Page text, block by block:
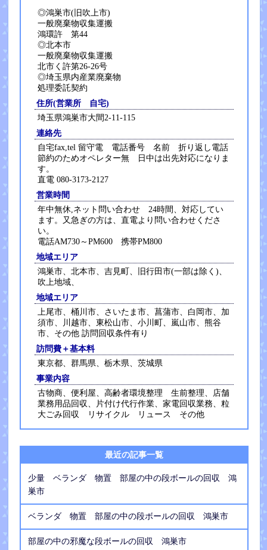
◎鴻巣市(旧吹上市)
一般廃棄物収集運搬
鴻環許 第44
◎北本市
一般廃棄物収集運搬
北市く許第26-26号
◎埼玉県内産業廃棄物
処理委託契約
住所(営業所 自宅)
埼玉県鴻巣市大間2-11-115
連絡先
自宅fax,tel 留守電 電話番号 名前 折り返し電話
節約のためオペレター無 日中は出先対応になりま
す。
直電 080-3173-2127
営業時間
年中無休,ネット問い合わせ 24時間、対応してい
ます。又急ぎの方は、直電より問い合わせくださ
い。
電話AM730～PM600 携帯PM800
地域エリア
鴻巣市、北本市、吉見町、旧行田市(一部は除く)、
吹上地域、
地域エリア
上尾市、桶川市、さいたま市、菖蒲市、白岡市、加
須市、川越市、東松山市、小川町、嵐山市、熊谷
市、その他 訪問回収条件有り
訪問費＋基本料
東京都、群馬県、栃木県、茨城県
事業内容
古物商、便利屋、高齢者環境整理 生前整理、店舗
業務用品回収、片付け代行作業、家電回収業務、粒
大ごみ回収 リサイクル リュース その他
最近の記事一覧
少量 ベランダ 物置 部屋の中の段ボールの回収 鴻
巣市
ベランダ 物置 部屋の中の段ボールの回収 鴻巣市
部屋の中の邪魔な段ボールの回収 鴻巣市